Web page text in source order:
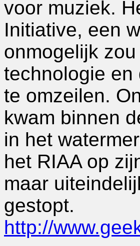
voor muziek.
Initiative, een
onmogelijk
technologie en
te omzeilen.
kwam binnen
in het
het RIAA op
maar
gestopt.
http://